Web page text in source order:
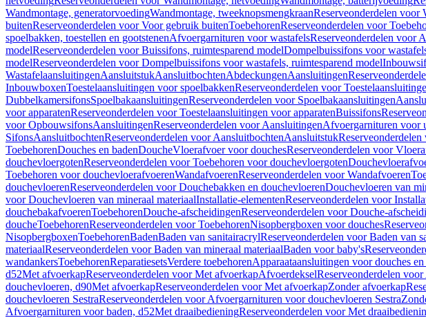
Wandmontage, generatorvoedingWandmontage, tweeknopsmengkraanReserveonderdelen voor
buitenReserveonderdelen voor Voor gebruik buitenToebehorenReserveonderdelen voor
spoelbakken, toestellen en gootstenenAfvoergarnituren voor wastafelsReserveonderdelen voor
modelReserveonderdelen voor Buissifons, ruimtesparend modelDompelbuissifons voor
modelReserveonderdelen voor Dompelbuissifons voor wastafels, ruimtesparend model
WastafelaansluitingenAansluitstukAansluitbochtenAbdeckungenAansluitingen
InbouwboxenToestelaansluitingen voor spoelbakkenReserveonderdelen voor
DubbelkamersifonsSpoelbakaansluitingenReserveonderdelen voor Spoelbakaansluitingen
voor apparatenReserveonderdelen voor Toestelaansluitingen voor apparatenBuissifons
voor OpbouwsifonsAansluitingenReserveonderdelen voor AansluitingenAfvoergarnituren voor
SifonsAansluitbochtenReserveonderdelen voor AansluitbochtenAansluitstuk
ToebehorenDouches en badenDoucheVloerafvoer voor douchesReserveonderdelen voor
douchevloergotenReserveonderdelen voor Toebehoren voor douchevloergoten
Toebehoren voor douchevloerafvoerenWandafvoerenReserveonderdelen voor Wandafvoeren
douchevloerenReserveonderdelen voor Douchebakken en douchevloerenDouchevloeren van
voor Douchevloeren van mineraal materiaalInstallatie-elementenReserveonderdelen voor
douchebakafvoerenToebehorenDouche-afscheidingenReserveonderdelen voor Douche-
doucheToebehorenReserveonderdelen voor ToebehorenNisopbergboxen voor douches
NisopbergboxenToebehorenBadenBaden van sanitairacrylReserveonderdelen voor Baden van
materiaalReserveonderdelen voor Baden van mineraal materiaalBaden voor baby's
wandankersToebehorenReparatiesetsVerdere toebehorenApparaataansluitingen voor douches en
d52Met afvoerkapReserveonderdelen voor Met afvoerkapAfvoerdekselReserveonderdelen
douchevloeren, d90Met afvoerkapReserveonderdelen voor Met afvoerkapZonder afvoerkap
douchevloeren SestraReserveonderdelen voor Afvoergarnituren voor douchevloeren Sestra
Afvoergarnituren voor baden, d52Met draaibedieningReserveonderdelen voor Met